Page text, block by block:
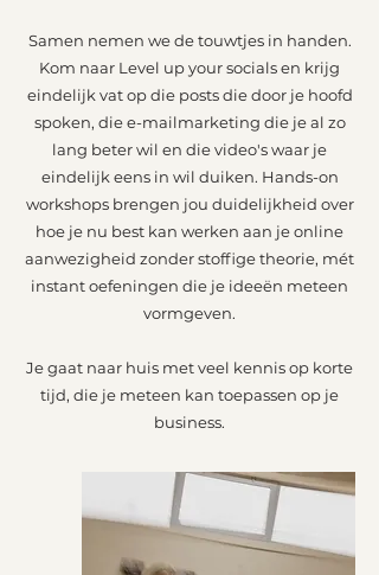
Samen nemen we de touwtjes in handen.
Kom naar Level up your socials en krijg
eindelijk vat op die posts die door je hoofd
spoken, die e-mailmarketing die je al zo
lang beter wil en die video's waar je
eindelijk eens in wil duiken. Hands-on
workshops brengen jou duidelijkheid over
hoe je nu best kan werken aan je online
aanwezigheid zonder stoffige theorie, mét
instant oefeningen die je ideeën meteen
vormgeven.
Je gaat naar huis met veel kennis op korte
tijd, die je meteen kan toepassen op je
business.